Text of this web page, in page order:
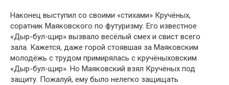
Наконец выступил со своими «стихами» Кручёных,
соратник Маяковского по футуризму. Его известное
«Дыр-бул-щир» вызвало весёлый смех и свист всего
зала. Кажется, даже горой стоявшая за Маяковским
молодёжь с трудом примирялась с кручёныховским
«Дыр-бул-щир». Но Маяковский взял Кручёных под
защиту. Пожалуй, ему было нелегко защищать